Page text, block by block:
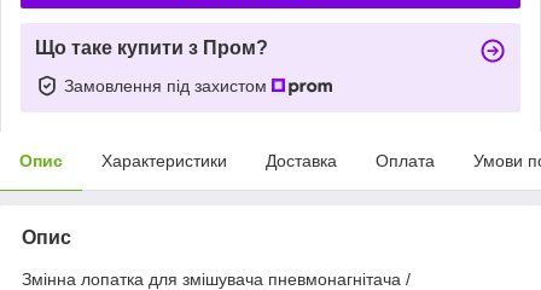
Що таке купити з Пром?
Замовлення під захистом
Опис Характеристики Доставка Оплата Умови
Опис
Змінна лопатка для змішувача пневмонагнітача /